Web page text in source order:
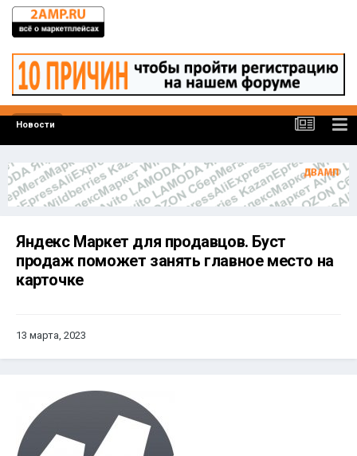
Новости
Яндекс Маркет для продавцов. Буст
продаж поможет занять главное место на
карточке
13 марта, 2023